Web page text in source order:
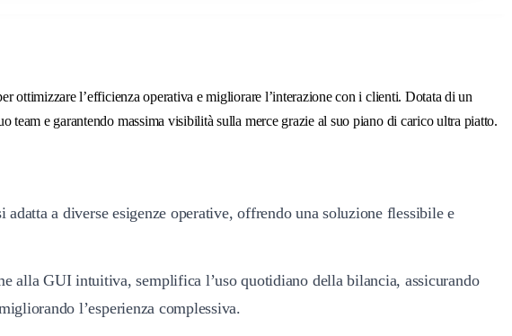
ottimizzare l’efficienza operativa e migliorare l’interazione con i clienti. Dotata di un
e garantendo massima visibilità sulla merce grazie al suo piano di carico ultra piatto.
a diverse esigenze operative, offrendo una soluzione flessibile e
alla GUI intuitiva, semplifica l’uso quotidiano della bilancia, assicurando
l’esperienza complessiva.